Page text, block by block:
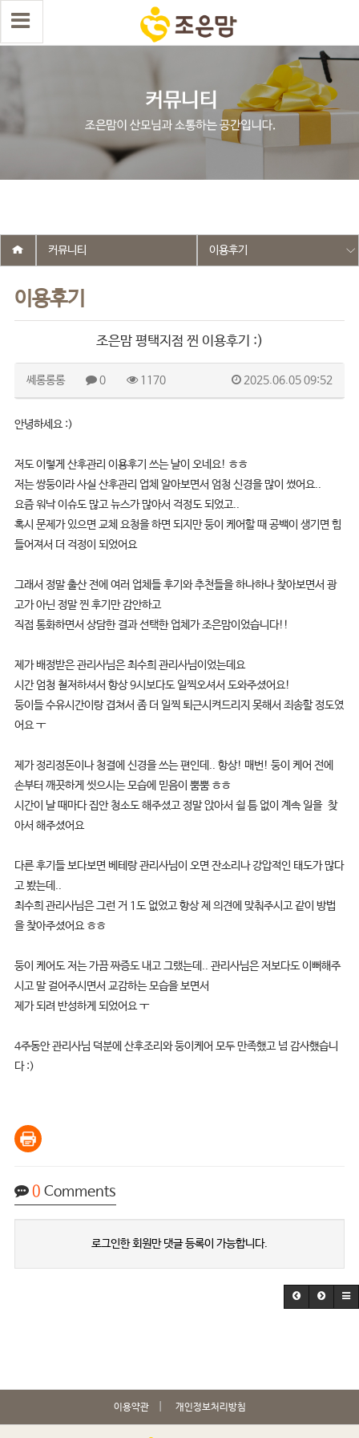
select wr_id, wr_subject from g5_write_m05_04 where wr_is_comment
= 0 and wr_datetime <= '2025-06-05 09:52:49' and wr_id <> '2570'
order by wr_datetime desc limit 1 asdasf
이용후기
커뮤니티 이용후기
조은맘 평택지점 찐 이용후기 :)
쎄롱롱롱 0 1170 2025.06.05 09:52
안녕하세요 :)
저도 이렇게 산후관리 이용후기 쓰는 날이 오네요! ㅎㅎ
저는 쌍둥이라 사실 산후관리 업체 알아보면서 엄청 신경을 많이 썼어요..
요즘 워낙 이슈도 많고 뉴스가 많아서 걱정도 되었고..
혹시 문제가 있으면 교체 요청을 하면 되지만 둥이 케어할 때 공백이 생기면 힘
들어져서 더 걱정이 되었어요
그래서 정말 출산 전에 여러 업체들 후기와 추천들을 하나하나 찾아보면서 광
고가 아닌 정말 찐 후기만 감안하고
직접 통화하면서 상담한 결과 선택한 업체가 조은맘이었습니다!!
제가 배정받은 관리사님은 최수희 관리사님이었는데요
시간 엄청 철저하셔서 항상 9시보다도 일찍오셔서 도와주셨어요!
둥이들 수유시간이랑 겹쳐서 좀 더 일찍 퇴근시켜드리지 못해서 죄송할 정도였
어요 ㅜ
제가 정리정돈이나 청결에 신경을 쓰는 편인데.. 항상! 매번! 둥이 케어 전에
손부터 깨끗하게 씻으시는 모습에 믿음이 뿜뿜 ㅎㅎ
시간이 날 때마다 집안 청소도 해주셨고 정말 앉아서 쉴 틈 없이 계속 일을 찾
아서 해주셨어요
다른 후기들 보다보면 베테랑 관리사님이 오면 잔소리나 강압적인 태도가 많다
고 봤는데..
최수희 관리사님은 그런 거 1도 없었고 항상 제 의견에 맞춰주시고 같이 방법
을 찾아주셨어요 ㅎㅎ
둥이 케어도 저는 가끔 짜증도 내고 그랬는데.. 관리사님은 저보다도 이뻐해주
시고 말 걸어주시면서 교감하는 모습을 보면서
제가 되려 반성하게 되었어요 ㅜ
4주동안 관리사님 덕분에 산후조리와 둥이케어 모두 만족했고 넘 감사했습니
다 :)
0 Comments
로그인한 회원만 댓글 등록이 가능합니다.
이용약관 개인정보처리방침